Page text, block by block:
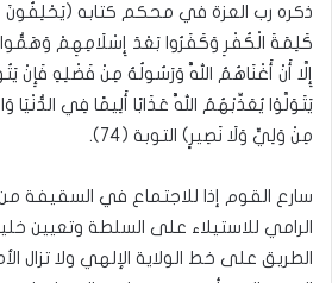
ذكره رب العزة في محكم كتابه (يَحْلِفُونَ
كَلِمَةَ الْكُفْرِ وَكَفَرُوا بَعْدَ إِسْلَامِهِمْ وَهَمُّوا
إِلَّا أَنْ أَغْنَاهُمُ اللَّهُ وَرَسُولُهُ مِنْ فَضْلِهِ فَإِنْ
يَتَوَلَّوْا يُعَذِّبْهُمُ اللَّهُ عَذَابًا أَلِيمًا فِي
مِنْ وَلِيٍّ وَلَا نَصِيرٍ) التوبة (74).
سارع القوم إذا للاجتماع في السقيفة
الرامي للاستيلاء على السلطة وتعيين
الطريق على خط الولاية الإلهي ولا تزال